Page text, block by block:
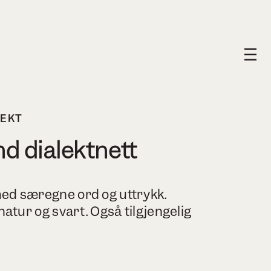
dialektnett
særegne ord og uttrykk.
og svart. Også tilgjengelig